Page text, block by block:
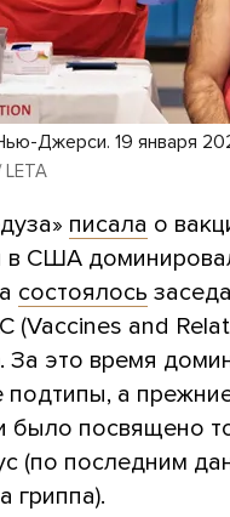
Джерси. 19 января
LETA
писала о
в США
состоялось
(Vaccines and
За это время
а
было посвящено
(по последним
гриппа).